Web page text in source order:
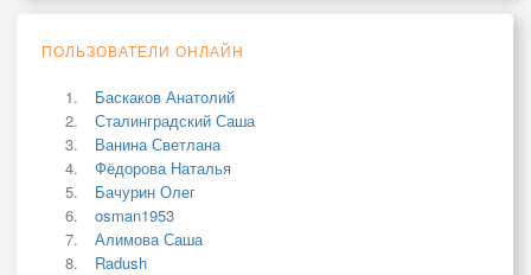
ПОЛЬЗОВАТЕЛИ ОНЛАЙН
Баскаков Анатолий
Сталинградский Саша
Ванина Светлана
Фёдорова Наталья
Бачурин Олег
osman1953
Алимова Саша
Radush